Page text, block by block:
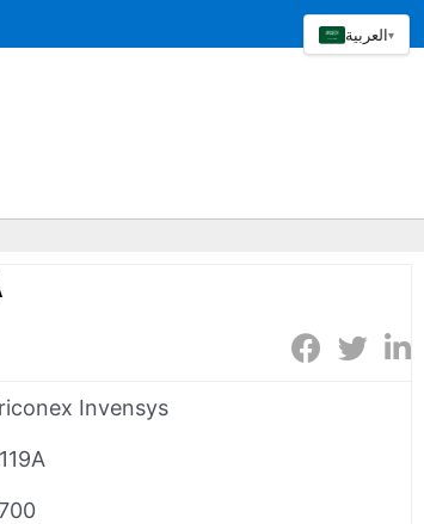
Invensys
العربية▾